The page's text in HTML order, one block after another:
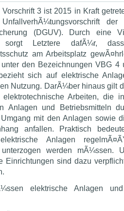
Vorschrift 3 ist 2015 in Kraft
der
(DGUV). Durch eine
sorgt Letztere dafÃ¼r,
am Arbeitsplatz
den Bezeichnungen VBG 4
sich auf elektrische
Nutzung. DarÃ¼ber hinaus gilt
Arbeiten, die
Anlagen und Betriebsmitteln
mit den Anlagen sowie
anfallen. Praktisch
Anlagen
werden mÃ¼ssen.
Einrichtungen sind dazu
elektrische Anlagen